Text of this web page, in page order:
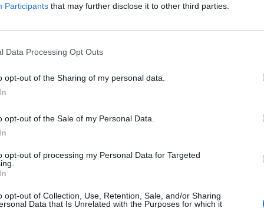
Participants that may further disclose it to other third parties.
Data Processing Opt Outs
opt-out of the Sharing of my personal data.
opt-out of the Sale of my Personal Data.
opt-out of processing my Personal Data for Targeted
opt-out of Collection, Use, Retention, Sale, and/or Sharing
Data that Is Unrelated with the Purposes for which it
2021 11:47